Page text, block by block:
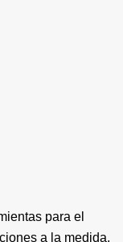
para el
a la medida,